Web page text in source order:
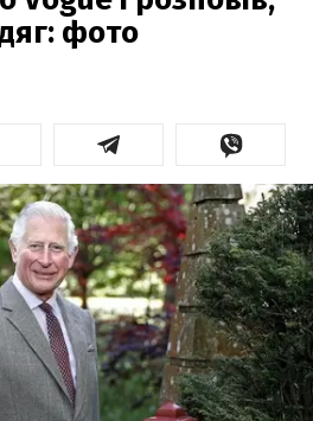
фото